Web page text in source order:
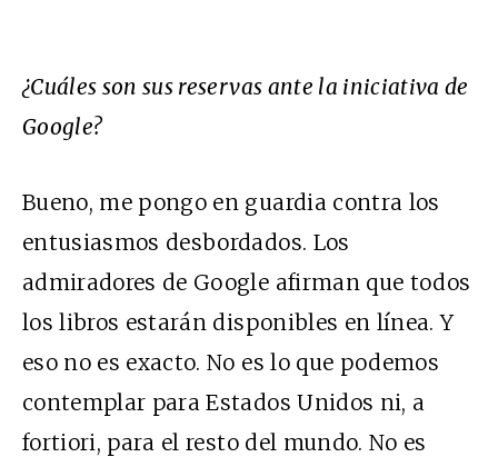
¿Cuáles son sus reservas ante la iniciativa de
Google?
Bueno, me pongo en guardia contra los
entusiasmos desbordados. Los
admiradores de Google afirman que todos
los libros estarán disponibles en línea. Y
eso no es exacto. No es lo que podemos
contemplar para Estados Unidos ni, a
fortiori, para el resto del mundo. No es